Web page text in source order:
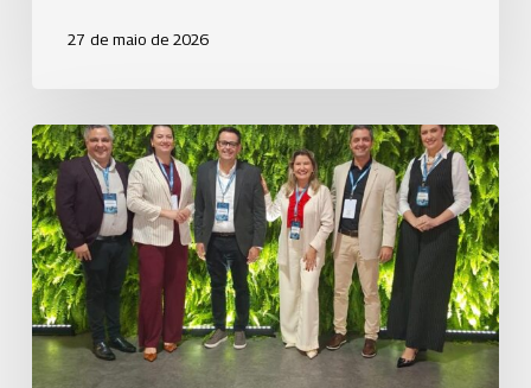
27 de maio de 2026
Uniodonto
Goiânia
amplia
debate
sobre
prevenção
e
excelência